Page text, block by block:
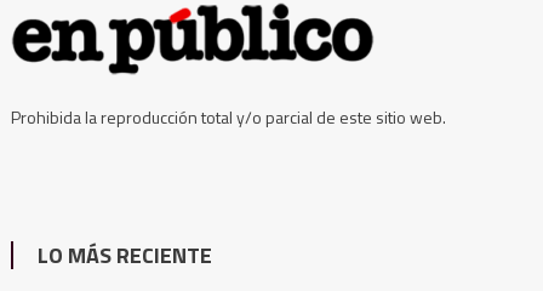
Prohibida la reproducción total y/o parcial de este sitio web.
LO MÁS RECIENTE